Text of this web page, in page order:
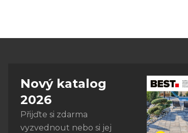
Nový katalog
2026
Přijďte si zdarma
vyzvednout nebo si jej